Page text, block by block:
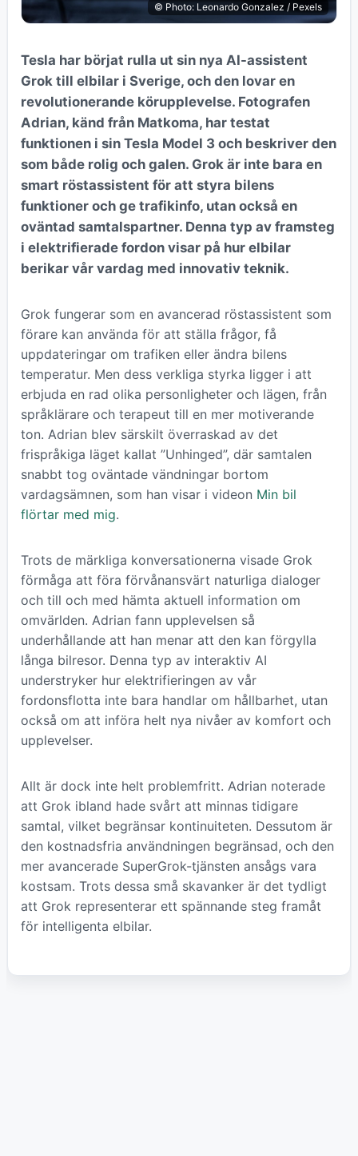
© Photo: Leonardo Gonzalez / Pexels
Tesla har börjat rulla ut sin nya AI-assistent
Grok till elbilar i Sverige, och den lovar en
revolutionerande körupplevelse. Fotografen
Adrian, känd från Matkoma, har testat
funktionen i sin Tesla Model 3 och beskriver den
som både rolig och galen. Grok är inte bara en
smart röstassistent för att styra bilens
funktioner och ge trafikinfo, utan också en
oväntad samtalspartner. Denna typ av framsteg
i elektrifierade fordon visar på hur elbilar
berikar vår vardag med innovativ teknik.
Grok fungerar som en avancerad röstassistent som
förare kan använda för att ställa frågor, få
uppdateringar om trafiken eller ändra bilens
temperatur. Men dess verkliga styrka ligger i att
erbjuda en rad olika personligheter och lägen, från
språklärare och terapeut till en mer motiverande
ton. Adrian blev särskilt överraskad av det
frispråkiga läget kallat ”Unhinged”, där samtalen
snabbt tog oväntade vändningar bortom
vardagsämnen, som han visar i videon Min bil
flörtar med mig.
Trots de märkliga konversationerna visade Grok
förmåga att föra förvånansvärt naturliga dialoger
och till och med hämta aktuell information om
omvärlden. Adrian fann upplevelsen så
underhållande att han menar att den kan förgylla
långa bilresor. Denna typ av interaktiv AI
understryker hur elektrifieringen av vår
fordonsflotta inte bara handlar om hållbarhet, utan
också om att införa helt nya nivåer av komfort och
upplevelser.
Allt är dock inte helt problemfritt. Adrian noterade
att Grok ibland hade svårt att minnas tidigare
samtal, vilket begränsar kontinuiteten. Dessutom är
den kostnadsfria användningen begränsad, och den
mer avancerade SuperGrok-tjänsten ansågs vara
kostsam. Trots dessa små skavanker är det tydligt
att Grok representerar ett spännande steg framåt
för intelligenta elbilar.